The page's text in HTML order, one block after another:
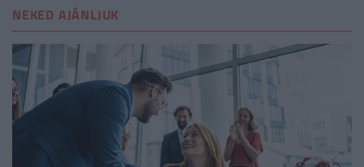
NEKED AJÁNLJUK